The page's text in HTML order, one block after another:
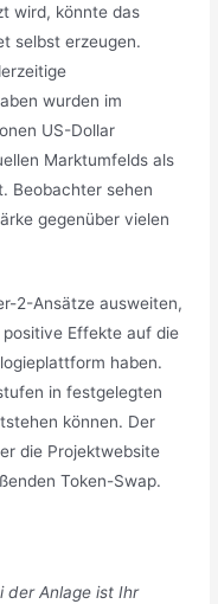
wird, könnte das
selbst erzeugen.
wurden im
US-Dollar
Marktumfelds als
Beobachter sehen
gegenüber vielen
2-Ansätze ausweiten,
Effekte auf die
haben.
in festgelegten
können. Der
die Projektwebsite
Token-Swap.
der Anlage ist Ihr